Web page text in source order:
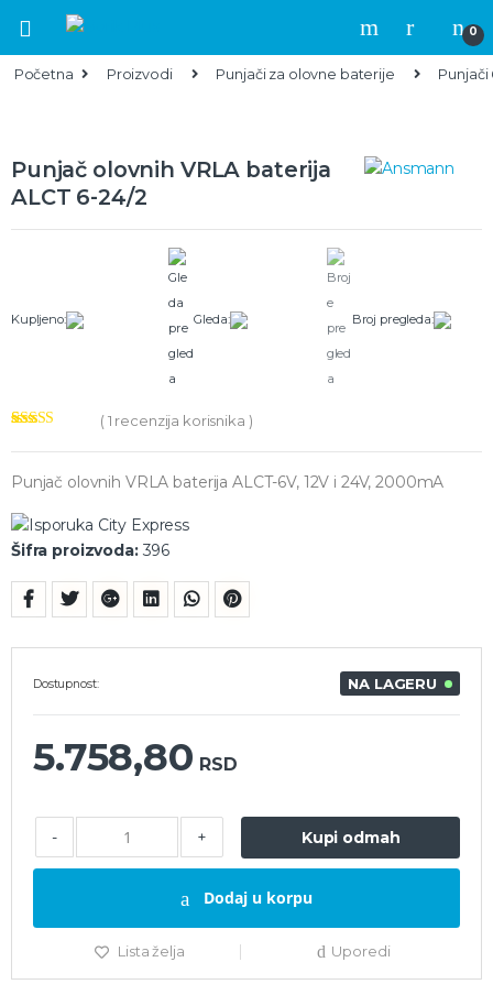
Skip to navigation
Skip to content
0
Početna Proizvodi Punjači za olovne baterije Punjači
Punjač olovnih VRLA baterija
ALCT 6-24/2
Kupljeno: Gleda: Broj pregleda:
5.00od 5 na
osnovu ocene
kupca
(1 recenzija korisnika )
Punjač olovnih VRLA baterija ALCT-6V, 12V i 24V, 2000mA
Šifra proizvoda: 396
Dostupnost: NA LAGERU
5.758,80 RSD
- +
Dodaj u korpu
Kupi odmah
Lista želja Uporedi